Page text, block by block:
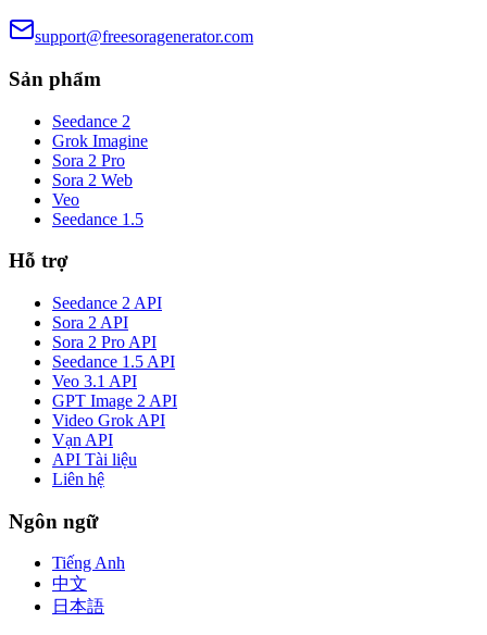
support@freesoragenerator.com
Sản phẩm
Seedance 2
Grok Imagine
Sora 2 Pro
Sora 2 Web
Veo
Seedance 1.5
Hỗ trợ
Seedance 2 API
Sora 2 API
Sora 2 Pro API
Seedance 1.5 API
Veo 3.1 API
GPT Image 2 API
Video Grok API
Vạn API
API Tài liệu
Liên hệ
Ngôn ngữ
Tiếng Anh
中文
日本語